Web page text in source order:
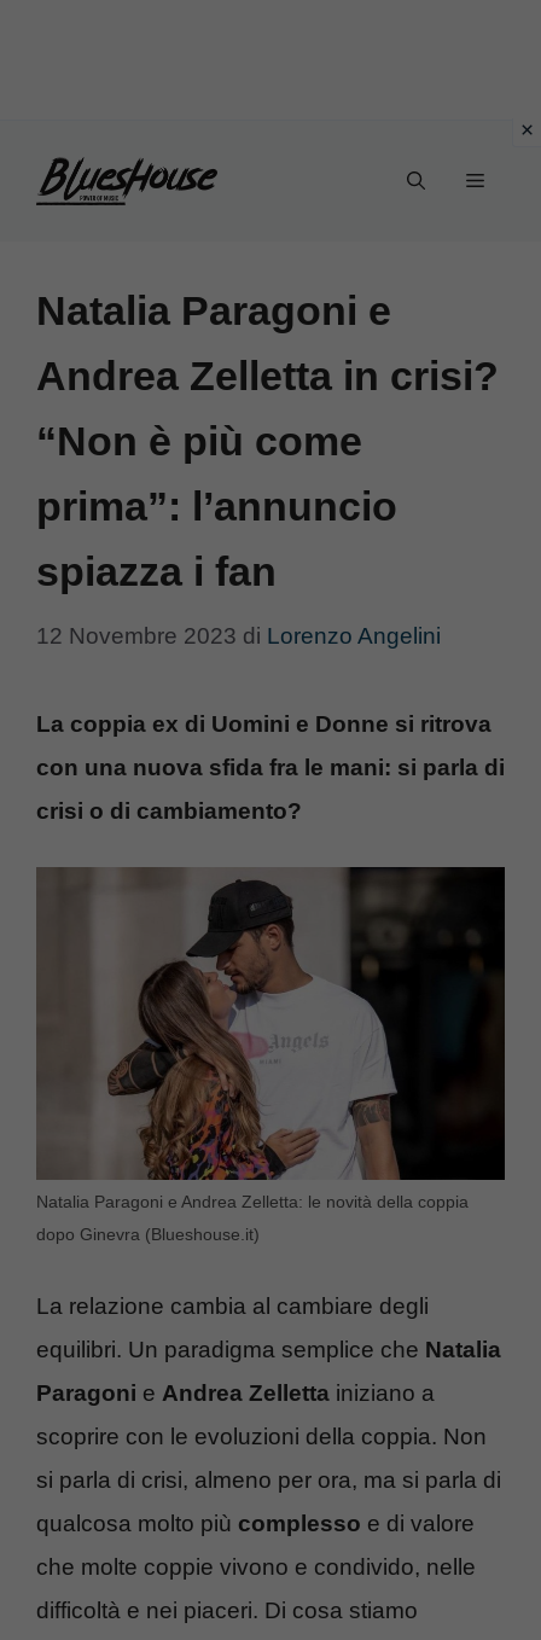
Menu
Natalia Paragoni e
Andrea Zelletta in crisi?
“Non è più come
prima”: l’annuncio
spiazza i fan
12 Novembre 2023 di Lorenzo Angelini
La coppia ex di Uomini e Donne si ritrova
con una nuova sfida fra le mani: si parla di
crisi o di cambiamento?
Natalia Paragoni e Andrea Zelletta: le novità della coppia
dopo Ginevra (Blueshouse.it)
La relazione cambia al cambiare degli
equilibri. Un paradigma semplice che Natalia
Paragoni e Andrea Zelletta iniziano a
scoprire con le evoluzioni della coppia. Non
si parla di crisi, almeno per ora, ma si parla di
qualcosa molto più complesso e di valore
che molte coppie vivono e condivido, nelle
difficoltà e nei piaceri. Di cosa stiamo